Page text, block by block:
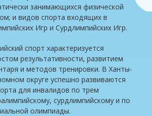
занимающихся физической
и видов спорта входящих в
Игр и Сурдлимпийских Игр.
спорт характеризуется
результативности, развитием
и методов тренировки. В Ханты-
округе успешно развиваются
для инвалидов по трем
сурдлимпийскому и по
олимпиады.